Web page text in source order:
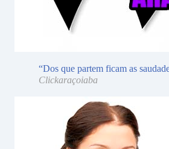
“Dos que partem ficam as
Clickaraçoiaba